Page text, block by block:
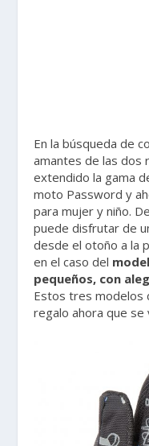
En la búsqueda de
amantes de las dos
extendido la gama
moto Password y
para mujer y niño.
puede disfrutar de
desde el otoño a la
en el caso del
pequeños, con
Estos tres modelos
regalo ahora que se